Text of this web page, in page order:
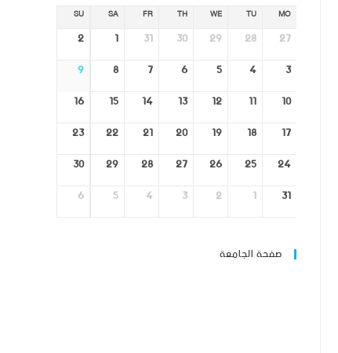
MO
TU
WE
TH
FR
SA
SU
27
28
29
30
31
1
2
3
4
5
6
7
8
9
10
11
12
13
14
15
16
17
18
19
20
21
22
23
24
25
26
27
28
29
30
31
1
2
3
4
5
6
صفحة الجامعة